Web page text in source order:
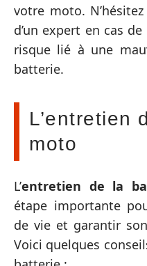
votre moto.
d’un expert en cas
risque lié à une
batterie.
L’entretien
moto
L’entretien de la
étape importante
de vie et garantir
Voici quelques